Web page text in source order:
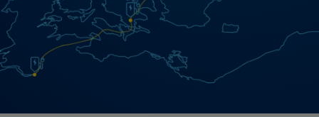
Simulateur de coût de recharge
Simulateur d'autonomie
Simulateur de temps de recharge
-> Batterie et sécurité
-> SWIO - The Energy Company
Propriétaires et Service